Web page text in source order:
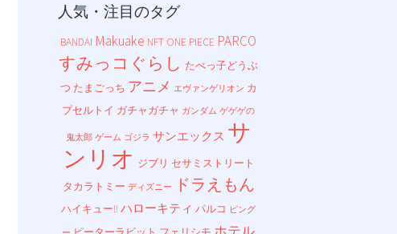
人気・注目のタグ
BANDAI Makuake NFT ONE PIECE PARCO
すみっコぐらし たべっ子どうぶ
つ たまごっち アニメ エヴァンゲリオン カ
プセルトイ ガチャガチャ ガンダム ゲゲゲの
鬼太郎 ゲーム ゴジラ サンエックス サ
ンリオ ジブリ セサミストリート
タカラトミー ディズニー ドラえもん
ハイキュー!!ハローキティ パルコ ピング